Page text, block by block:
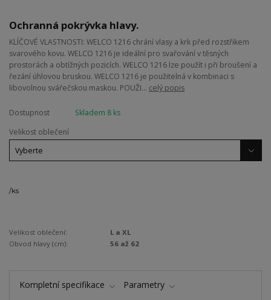
Ochranná pokrývka hlavy.
KLÍČOVÉ VLASTNOSTI: WELCO 1216 chrání vlasy a krk před rozstřikem
svarového kovu. WELCO 1216 je ideální pro svařování v těsných
prostorách a obtížných pozicích. WELCO 1216 lze použít i při broušení a
řezání úhlovou bruskou. WELCO 1216 je použitelná v kombinaci s
libovolnou svářečskou maskou. POUŽI... celý popis
Dostupnost
Skladem 8 ks
Velikost oblečení
/ks
Velikost oblečení:
L a XL
Obvod hlavy (cm):
56 až 62
Kompletní specifikace
Parametry